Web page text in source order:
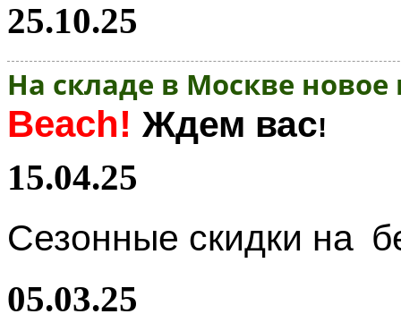
25.10.25
На складе в Москве
Beach! Ждем вас!
15.04.25
Сезонные скидки на
05.03.25